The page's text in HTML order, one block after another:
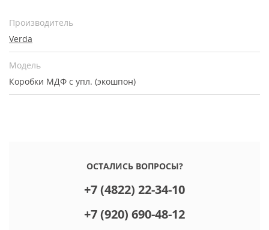
Производитель
Verda
Модель
Коробки МДФ с упл. (экошпон)
ОСТАЛИСЬ ВОПРОСЫ?
+7 (4822) 22-34-10
+7 (920) 690-48-12